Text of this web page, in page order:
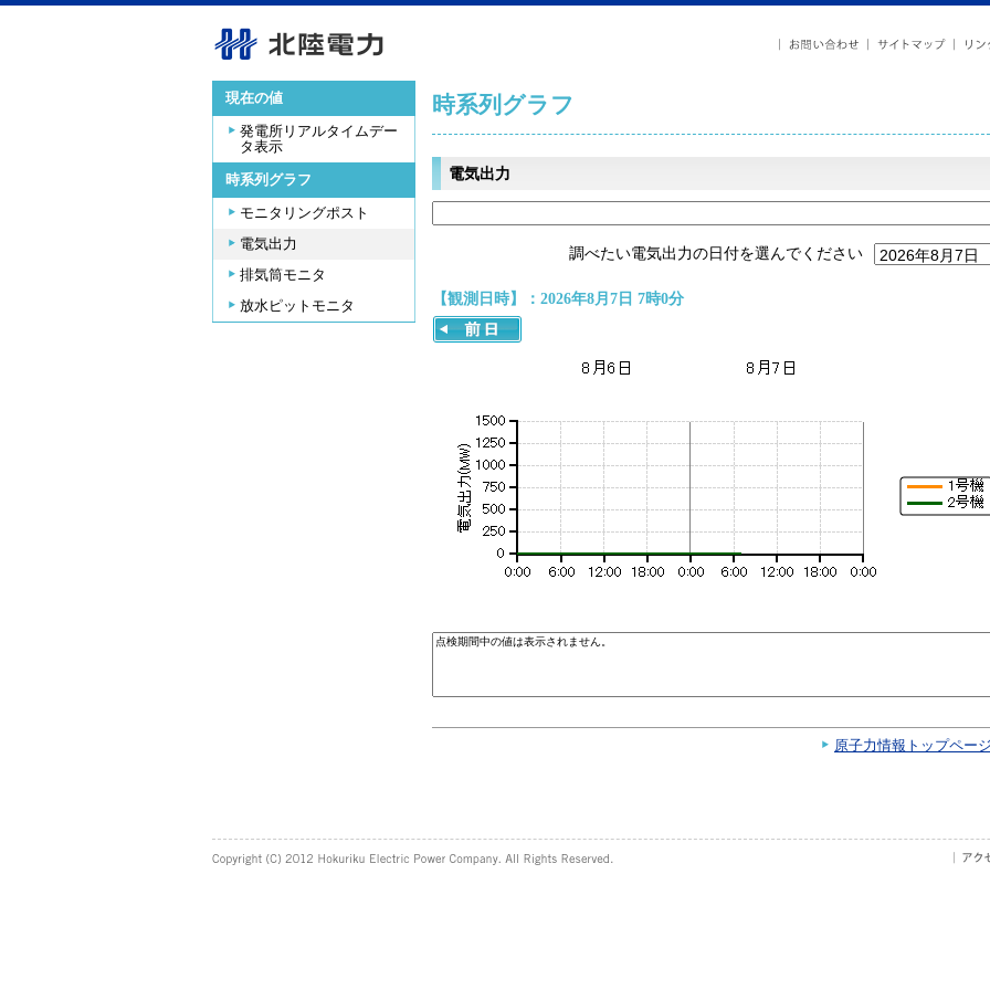
現在の値
発電所リアルタイムデー
タ表示
時系列グラフ
モニタリングポスト
電気出力
排気筒モニタ
放水ピットモニタ
時系列グラフ
電気出力
調べたい電気出力の日付を選んでください
【観測日時】：2026年8月7日 7時0分
原子力情報トップペー